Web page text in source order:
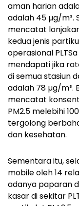
aman harian
adalah 45 µg/m³.
mencatat
kedua jenis
operasional
mendapati jika
di semua stasiun
adalah 78 µg/m³.
mencatat
PM2.5 melebihi
tergolong
dan kesehatan.
Sementara itu,
mobile oleh 14
adanya paparan
kasar di sekitar